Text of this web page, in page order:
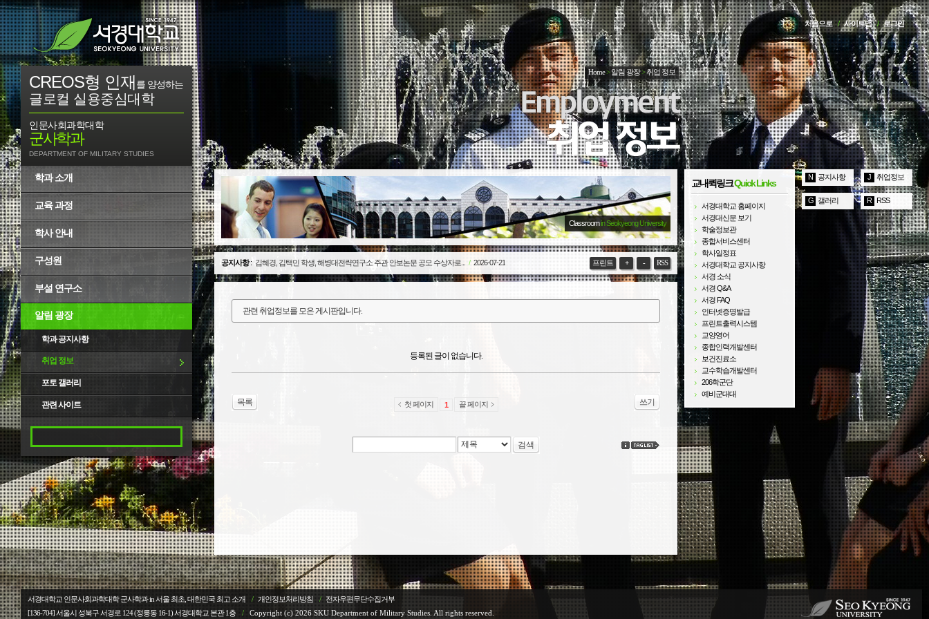
처음으로 / 사이트맵 / 로그인
CREOS형 인재 를 양성하는
글로컬 실용중심대학
인문사회과학대학
군사학과
DEPARTMENT OF MILITARY STUDIES
학과 소개
교육 과정
학사 안내
구성원
부설 연구소
알림 광장
학과 공지사항
취업 정보
포토 갤러리
관련 사이트
Home>알림 광장>취업 정보
Classroomin Seokyeong University
공지사항: 김혜경, 김택민 학생, 해병대전략연구소 주관 안보논문 공모 수상자로... / 2026-07-21 RSS
-
+
프린트
관련 취업정보를 모은 게시판입니다.
등록된 글이 없습니다.
목록 쓰기
첫 페이지 1 끝 페이지
검색
교내퀵링크Quick Links
서경대학교 홈페이지
서경대신문 보기
학술정보관
종합서비스센터
학사일정표
서경대학교 공지사항
서경 소식
서경 Q&A
서경 FAQ
인터넷증명발급
프린트출력시스템
교양영어
종합인력개발센터
보건진료소
교수학습개발센터
206학군단
예비군대대
N 공지사항 J 취업정보
G 갤러리 R RSS
서경대학교 인문사회과학대학 군사학과 in 서울 최초, 대한민국 최고 소개 / 개인정보처리방침 /
전자우편무단수집거부
[136-704] 서울시 성북구 서경로 124 (정릉동 16-1) 서경대학교본관 1층 / Copyright (c) 2026 SKU Department of Military Studies. All rights reserved.